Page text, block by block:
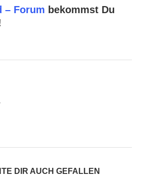
– Forum bekommst Du
DIR AUCH GEFALLEN